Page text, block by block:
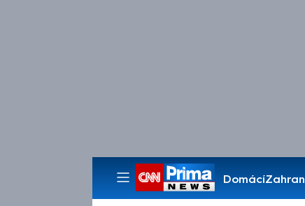
Domácí
Pořady